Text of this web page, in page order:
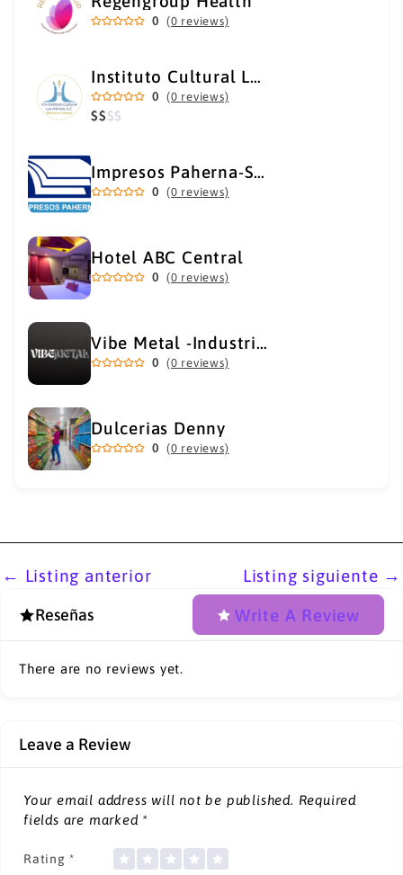
0 (0 reviews)
Instituto Cultural Los Héroes
0 (0 reviews)
$$$$
Impresos Paherna-Servicios Gráficos Industriales
0 (0 reviews)
Hotel ABC Central
0 (0 reviews)
Vibe Metal -Industrial Metal Supply
0 (0 reviews)
Dulcerias Denny
0 (0 reviews)
← Listing anterior Listing siguiente →
Reseñas Write A Review
There are no reviews yet.
Leave a Review
Your email address will not be published. Required
fields are marked *
Rating *